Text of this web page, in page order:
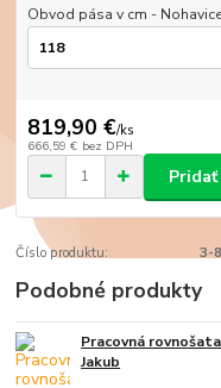
Obvod pása v cm -
819,90 €/ks
666,59 € bez DPH
Číslo produktu: 3-8
Podobné produkty
Pracovná
Jakub